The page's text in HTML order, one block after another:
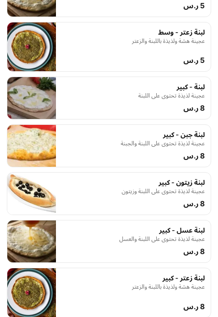
5 ر.س
لبنة زعتر - وسط
عجينة هشة ولذيذة باللبنة والزعتر
5 ر.س
لبنة - كبير
عجينة لذيذة تحتوي على اللبنة
8 ر.س
لبنة جبن - كبير
عجينة لذيذة تحتوي على اللبنة والجبنة
8 ر.س
لبنة زيتون - كبير
عجينة لذيذة تحتوي على اللبنة وزيتون
8 ر.س
لبنة عسل - كبير
عجينة لذيذة تحتوي على اللبنة والعسل
8 ر.س
لبنة زعتر - كبير
عجينة هشة ولذيذة باللبنة والزعتر
8 ر.س